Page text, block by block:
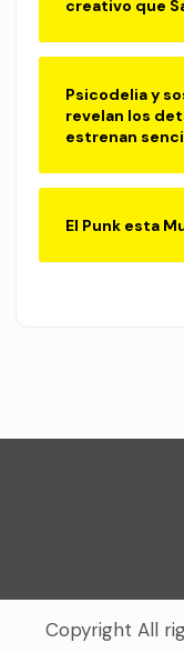
creativo que
Psicodelia y
revelan los
estrenan
El Punk esta
Copyright All